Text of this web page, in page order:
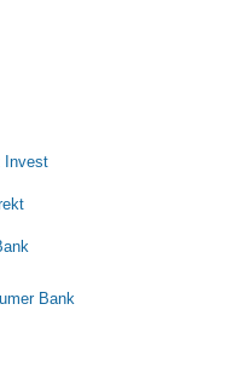
Invest
Bank